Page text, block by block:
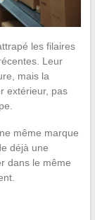
les filaires
Leur
mais la
extérieur, pas
même marque
déjà une
dans le même